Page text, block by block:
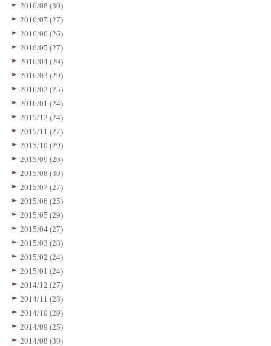
2016/08 (30)
2016/07 (27)
2016/06 (26)
2016/05 (27)
2016/04 (29)
2016/03 (29)
2016/02 (25)
2016/01 (24)
2015/12 (24)
2015/11 (27)
2015/10 (29)
2015/09 (26)
2015/08 (30)
2015/07 (27)
2015/06 (25)
2015/05 (29)
2015/04 (27)
2015/03 (28)
2015/02 (24)
2015/01 (24)
2014/12 (27)
2014/11 (28)
2014/10 (29)
2014/09 (25)
2014/08 (30)